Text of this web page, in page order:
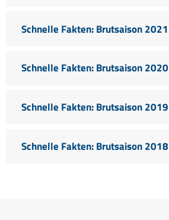
Schnelle Fakten: Brutsaison 2021
Schnelle Fakten: Brutsaison 2020
Schnelle Fakten: Brutsaison 2019
Schnelle Fakten: Brutsaison 2018